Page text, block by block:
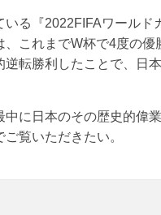
る『2022FIFAワール
これまでW杯で4度の
逆転勝利したことで、日
に日本のその歴史的偉
覧いただきたい。